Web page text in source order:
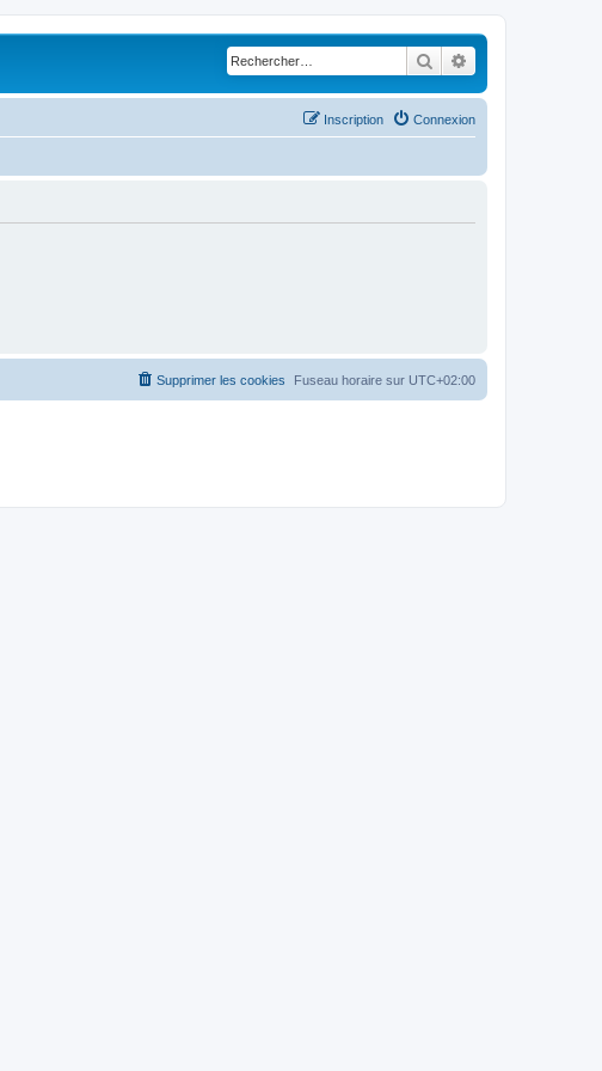
Rechercher
Connexion
Inscription
Fuseau horaire sur UTC+02:00
Supprimer les cookies